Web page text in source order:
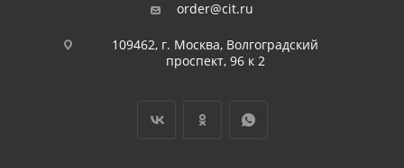
order@cit.ru
109462, г. Москва, Волгоградский
проспект, 96 к 2